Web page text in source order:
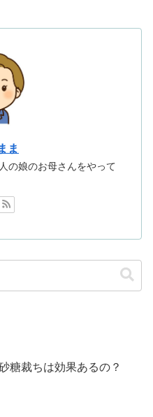
ま
の娘のお母さんをやって
糖裁ちは効果あるの？